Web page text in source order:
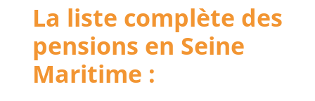
La liste complète des
pensions en Seine
Maritime :